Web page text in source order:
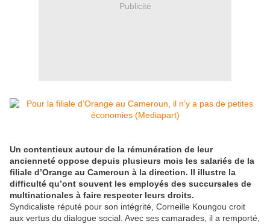
Publicité
Un contentieux autour de la rémunération de leur
ancienneté oppose depuis plusieurs mois les salariés de la
filiale d’Orange au Cameroun à la direction. Il illustre la
difficulté qu’ont souvent les employés des succursales de
multinationales à faire respecter leurs droits.
Syndicaliste réputé pour son intégrité, Corneille Koungou croit
aux vertus du dialogue social. Avec ses camarades, il a remporté,